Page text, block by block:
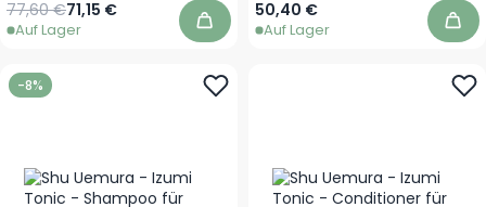
Sonderpreis
71,15 €
Regulärer Preis
77,60 €
Auf Lager In den Warenkorb
50,40 €
Auf Lager In
-8%